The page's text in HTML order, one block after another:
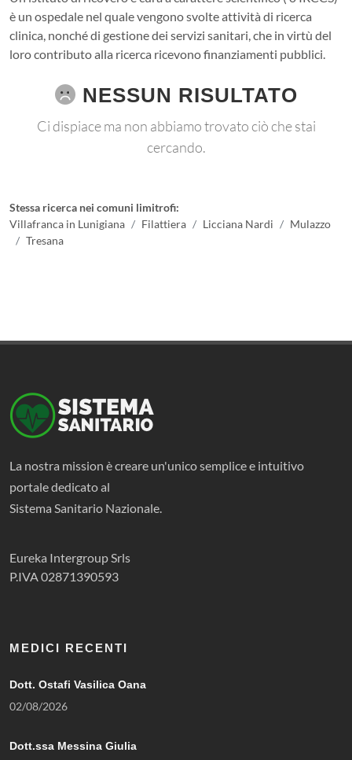
è un ospedale nel quale vengono svolte attività di ricerca
clinica, nonché di gestione dei servizi sanitari, che in virtù del
loro contributo alla ricerca ricevono finanziamenti pubblici.
NESSUN RISULTATO
Ci dispiace ma non abbiamo trovato ciò che stai
cercando.
Stessa ricerca nei comuni limitrofi:
Villafranca in Lunigiana
Filattiera Licciana Nardi
Mulazzo
Tresana
La nostra mission è creare un'unico semplice e intuitivo
portale dedicato al
Sistema Sanitario Nazionale.
Eureka Intergroup Srls
P.IVA 02871390593
MEDICI RECENTI
Dott. Ostafi Vasilica Oana
02/08/2026
Dott.ssa Messina Giulia